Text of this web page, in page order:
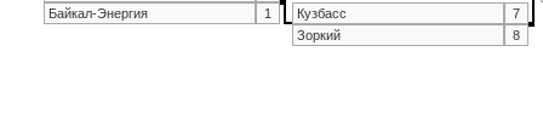
Байкал-Энергия
1 Кузбасс
7
Зоркий
8